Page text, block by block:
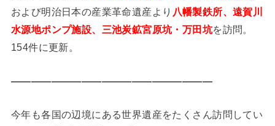
および明治日本の産業革命遺産より 八幡製鉄所、遠賀川
水源地ポンプ施設、三池炭鉱宮原坑・万田坑を訪問。
154件に更新。
————————————————————
今年も各国の辺境にある世界遺産をたくさん訪問してい